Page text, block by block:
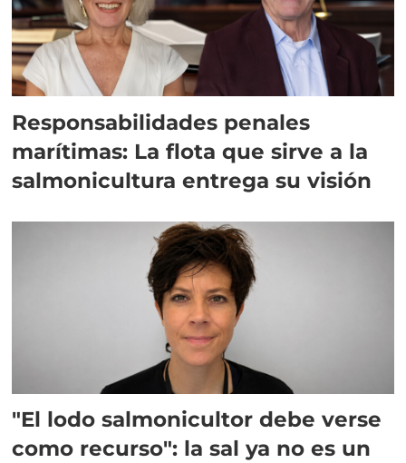
Responsabilidades penales
marítimas: La flota que sirve a la
salmonicultura entrega su visión
"El lodo salmonicultor debe verse
como recurso": la sal ya no es un